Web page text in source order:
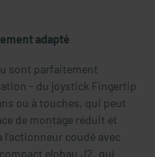
adapté
sont parfaitement
- du joystick Fingertip
ou à touches, qui peut
de montage réduit et
l'actionneur coudé avec
elobau J2, qui